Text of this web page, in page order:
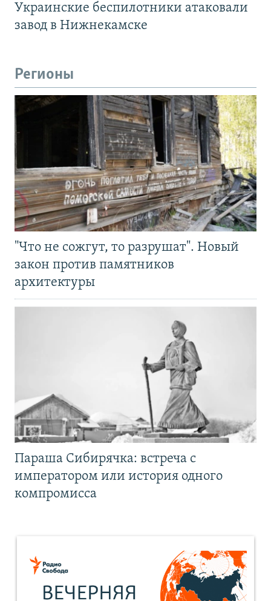
Украинские беспилотники атаковали
завод в Нижнекамске
Регионы
"Что не сожгут, то разрушат". Новый
закон против памятников
архитектуры
Параша Сибирячка: встреча с
императором или история одного
компромисса